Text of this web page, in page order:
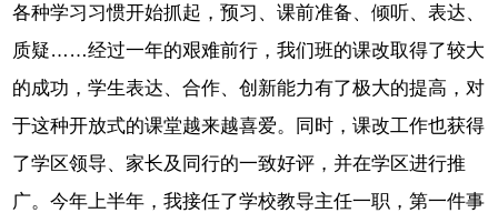
各种学习习惯开始抓起，预习、课前准备、倾听、表达、
质疑……经过一年的艰难前行，我们班的课改取得了较大
的成功，学生表达、合作、创新能力有了极大的提高，对
于这种开放式的课堂越来越喜爱。同时，课改工作也获得
了学区领导、家长及同行的一致好评，并在学区进行推
广。今年上半年，我接任了学校教导主任一职，第一件事